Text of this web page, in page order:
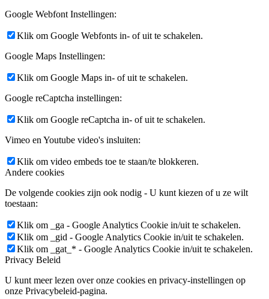
Google Webfont Instellingen:
Klik om Google Webfonts in- of uit te schakelen.
Google Maps Instellingen:
Klik om Google Maps in- of uit te schakelen.
Google reCaptcha instellingen:
Klik om Google reCaptcha in- of uit te schakelen.
Vimeo en Youtube video's insluiten:
Klik om video embeds toe te staan/te blokkeren.
Andere cookies
De volgende cookies zijn ook nodig - U kunt kiezen of u ze wilt
toestaan:
Klik om _ga - Google Analytics Cookie in/uit te schakelen.
Klik om _gid - Google Analytics Cookie in/uit te schakelen.
Klik om _gat_* - Google Analytics Cookie in/uit te schakelen.
Privacy Beleid
U kunt meer lezen over onze cookies en privacy-instellingen op
onze Privacybeleid-pagina.